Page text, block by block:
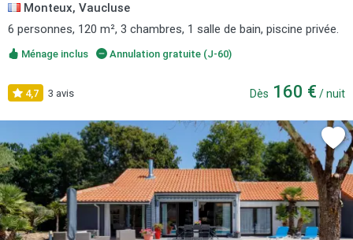
Monteux, Vaucluse
6 personnes, 120 m², 3 chambres, 1 salle de bain, piscine privée.
Ménage inclus Annulation gratuite (J-60)
4,7 3 avis Dès 160 € / nuit